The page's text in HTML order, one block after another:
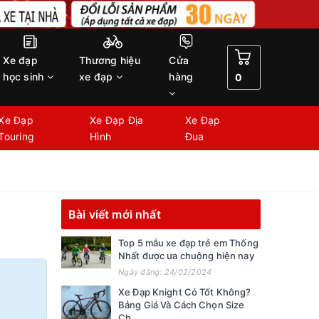
Xe đạp
học sinh
Thương hiệu
xe đạp
Cửa
hàng
0
Đạp
Xe Đạp Địa
Hình
Xe Đạp
Đua
Bài viết mới nhất
Top 5 mẫu xe đạp trẻ em Thống
Nhất được ưa chuộng hiện nay
Ngày đăng: 24/02/2024
Xe Đạp Knight Có Tốt Không?
Bảng Giá Và Cách Chọn Size